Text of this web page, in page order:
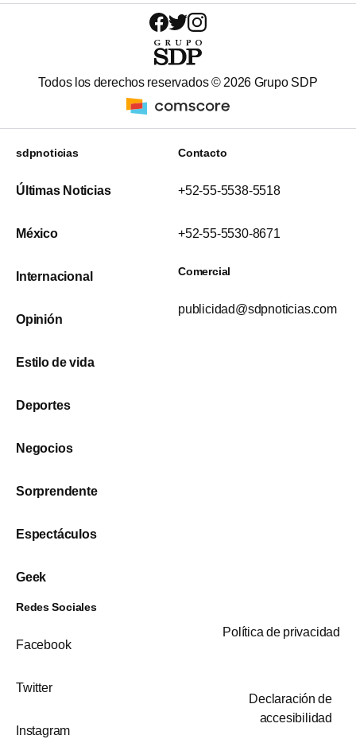
Todos los derechos reservados © 2026 Grupo SDP
sdpnoticias
Últimas Noticias
México
Internacional
Opinión
Estilo de vida
Deportes
Negocios
Sorprendente
Espectáculos
Geek
Contacto
+52-55-5538-5518
+52-55-5530-8671
Comercial
publicidad@sdpnoticias.com
Redes Sociales
Facebook
Twitter
Instagram
Política de privacidad
Declaración de
accesibilidad